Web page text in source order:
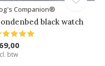
Companion®
black watch
btw